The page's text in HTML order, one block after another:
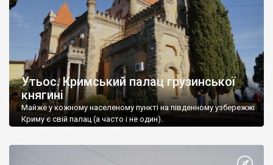
Утьос. Кримський палац грузинської
княгині
Майже у кожному населеному пункті на південному узбережжі
Криму є свій палац (а часто і не один).